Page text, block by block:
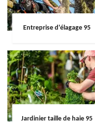
Entreprise d'élagage 95
Jardinier taille de haie 95